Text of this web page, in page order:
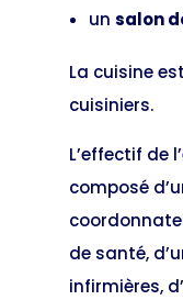
un salon
La cuisine
cuisiniers.
L’effectif de
composé
de santé,
infirmières,